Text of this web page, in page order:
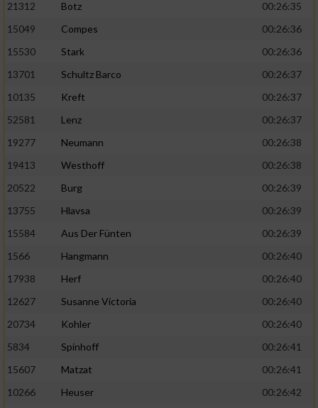
21312 Botz
00:26:35
15049
Compes
00:26:36
15530
Stark
00:26:36
13701
Schultz Barco
00:26:37
10135
Kreft
00:26:37
52581
Lenz
00:26:37
19277
Neumann
00:26:38
19413
Westhoff
00:26:38
20522
Burg
00:26:39
13755
Hlavsa
00:26:39
15584
Aus Der Fünten
00:26:39
1566
Hangmann
00:26:40
17938
Herf
00:26:40
12627
Susanne Victoria
00:26:40
20734
Kohler
00:26:40
5834
Spinhoff
00:26:41
15607
Matzat
00:26:41
10266
Heuser
00:26:42